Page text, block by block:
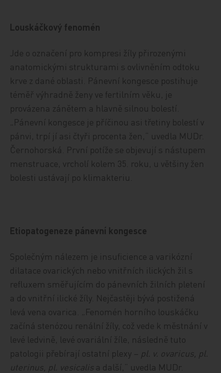
Louskáčkový fenomén
Jde o označení pro kompresi žíly přirozenými
anatomickými strukturami s ovlivněním odtoku
krve z dané oblasti. Pánevní kongesce postihuje
téměř výhradně ženy ve fertilním věku, je
provázena zánětem a hlavně silnou bolestí.
„Pánevní kongesce je příčinou asi třetiny bolestí v
pánvi, trpí jí asi čtyři procenta žen,“ uvedla MUDr.
Černohorská. První potíže se objevují s nástupem
menstruace, vrcholí kolem 35. roku, u většiny žen
bolesti ustávají po klimakteriu.
Etiopatogeneze pánevní kongesce
Společným nálezem je insuficience a varikózní
dilatace ovarických nebo vnitřních ilických žil s
refluxem směřujícím do pánevních žilních pletení
a do vnitřní ilické žíly. Nejčastěji bývá postižená
levá vena ovarica. „Fenomén horního louskáčku
začíná stenózou renální žíly, což vede k městnání v
levé ledvině, levé ovariální žíle, následně tuto
patologii přebírají ostatní plexy – pl. v. ovaricus, pl.
uterinus, pl. vesicalis a další,“ uvedla MUDr.